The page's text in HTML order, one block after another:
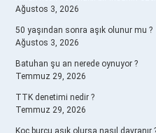
Ağustos 3, 2026
50 yaşından sonra aşık olunur mu ?
Ağustos 3, 2026
Batuhan şu an nerede oynuyor ?
Temmuz 29, 2026
TTK denetimi nedir ?
Temmuz 29, 2026
Koç burcu aşık olursa nasıl davranır